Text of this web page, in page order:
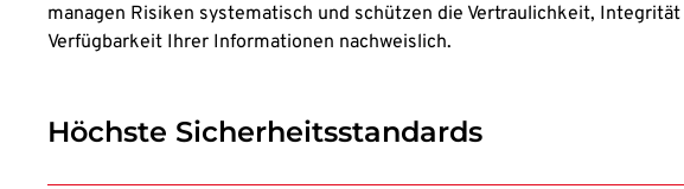
managen Risiken systematisch und schützen die Vertraulichkeit, Integrität
Verfügbarkeit Ihrer Informationen nachweislich.
Höchste Sicherheitsstandards